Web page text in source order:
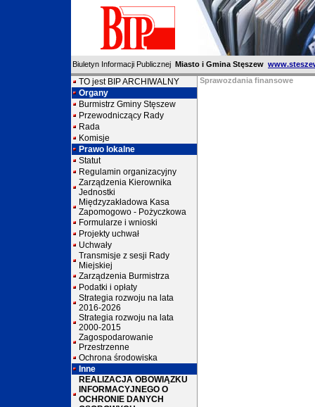
Biuletyn Informacji Publicznej Miasto i Gmina Stęszew
TO jest BIP ARCHIWALNY
Organy
Burmistrz Gminy Stęszew
Przewodniczący Rady
Rada
Komisje
Prawo lokalne
Statut
Regulamin organizacyjny
Zarządzenia Kierownika
Jednostki
Międzyzakładowa Kasa
Zapomogowo - Pożyczkowa
Formularze i wnioski
Projekty uchwał
Uchwały
Transmisje z sesji Rady
Miejskiej
Zarządzenia Burmistrza
Podatki i opłaty
Strategia rozwoju na lata
2016-2026
Strategia rozwoju na lata
2000-2015
Zagospodarowanie
Przestrzenne
Ochrona środowiska
Inne
REALIZACJA OBOWIĄZKU
INFORMACYJNEGO O
OCHRONIE DANYCH
Sprawozdania finansowe